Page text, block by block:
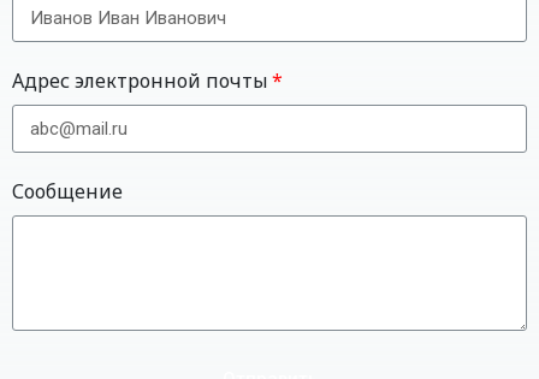
Адрес электронной почты
Сообщение